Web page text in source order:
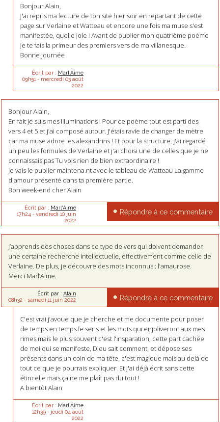
Bonjour Alain,
J'ai repris ma lecture de ton site hier soir en repartant de cette
page sur Verlaine et Watteau et encore une fois ma muse s'est
manifestée, quelle joie ! Avant de publier mon quatrième poème
je te fais la primeur des premiers vers de ma villanesque.
Bonne journée
Écrit par : Marl'Aime
09h51 - mercredi 03 août
2022
Bonjour Alain,
En fait je suis mes illuminations ! Pour ce poème tout est parti des
vers 4 et 5 et j'ai composé autour. J'étais ravie de changer de mètre
car ma muse adore les alexandrins ! Et pour la structure, j'ai regardé
un peu les formules de Verlaine et j'ai choisi une de celles que je ne
connaissais pas Tu vois rien de bien extraordinaire !
Je vais le publier maintena.nt avec le tableau de Watteau La gamme
d'amour présenté dans ta première partie.
Bon week-end cher Alain
Écrit par : Marl'Aime
17h24 - vendredi 10 juin
2022
Répondre à ce commentaire
J’apprends des choses dans ce type de vers qui doivent demander
une certaine recherche intellectuelle, effectivement comme celle de
Verlaine. De plus, je découvre des mots inconnus : l'amaurose.
Merci Marl’Aime.
Écrit par : Alain
08h32 - samedi 11 juin 2022 Répondre à ce commentaire
C'est vrai j'avoue que je cherche et me documente pour poser
de temps en temps le sens et les mots qui enjoliveront aux mes
rimes mais le plus souvent c'est l'insparation, cette part cachée
de moi qui se manifeste, Dieu sait comment, et dépose ses
présents dans un coin de ma tête, c'est magique mais au delà de
tout ce que je pourrais expliquer. Et j'ai déjà écrit sans cette
étincelle mais ça ne me plaît pas du tout !
A bientôt Alain
Écrit par : Marl'Aime
12h39- jeudi 04 août
2022